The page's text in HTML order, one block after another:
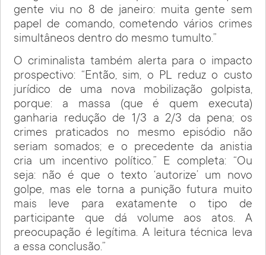
gente viu no 8 de janeiro: muita gente sem
papel de comando, cometendo vários crimes
simultâneos dentro do mesmo tumulto.”
O criminalista também alerta para o impacto
prospectivo: “Então, sim, o PL reduz o custo
jurídico de uma nova mobilização golpista,
porque: a massa (que é quem executa)
ganharia redução de 1/3 a 2/3 da pena; os
crimes praticados no mesmo episódio não
seriam somados; e o precedente da anistia
cria um incentivo político.” E completa: “Ou
seja: não é que o texto ‘autorize’ um novo
golpe, mas ele torna a punição futura muito
mais leve para exatamente o tipo de
participante que dá volume aos atos. A
preocupação é legítima. A leitura técnica leva
a essa conclusão.”